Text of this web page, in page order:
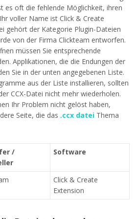
es oft die fehlende Möglichkeit, ihren
voller Name ist Click & Create
gehört der Kategorie Plugin-Dateien
von der Firma Clickteam entworfen.
müssen Sie entsprechende
Applikationen, die die Endungen der
Sie in der unten angegebenen Liste.
aus der Liste installieren, sollten
CCX-Datei nicht mehr wiederholen.
Ihr Problem nicht gelöst haben,
Seite, die das .ccx datei Thema
/
Software
Click & Create
Extension